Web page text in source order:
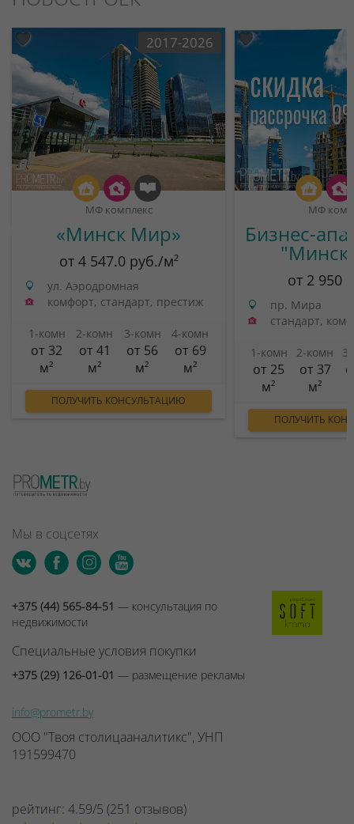
2017-2026
МФ комплекс
«Минск Мир»
от 4 547.0 руб./м²
ул. Аэродромная
комфорт, стандарт, престиж
1-комн
от 32
м²
2-комн
от 41
м²
3-комн
от 56
м²
4-комн
от 69
м²
ПОЛУЧИТЬ КОНСУЛЬТАЦИЮ
МФ
Бизнес-
от 2 950
пр. Мира
стандарт,
1-комн
от 25
м²
2-комн
от 37
м²
ПОЛУЧИТЬ
Мы в соцсетях
+375 (44) 565-84-51 — консультация по
недвижимости
Специальные условия покупки
+375 (29) 126-01-01 — размещение рекламы
info@prometr.by
ООО "Твоя столицааналитикс", УНП
191599470
рейтинг: 4.59/5 (251 отзывов)